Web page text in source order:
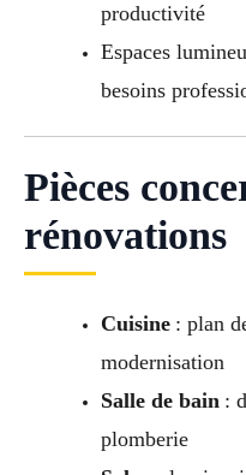
productivité
Espaces
besoins
Pièces
rénovations
Cuisine: plan
modernisation
Salle de bain :
plomberie